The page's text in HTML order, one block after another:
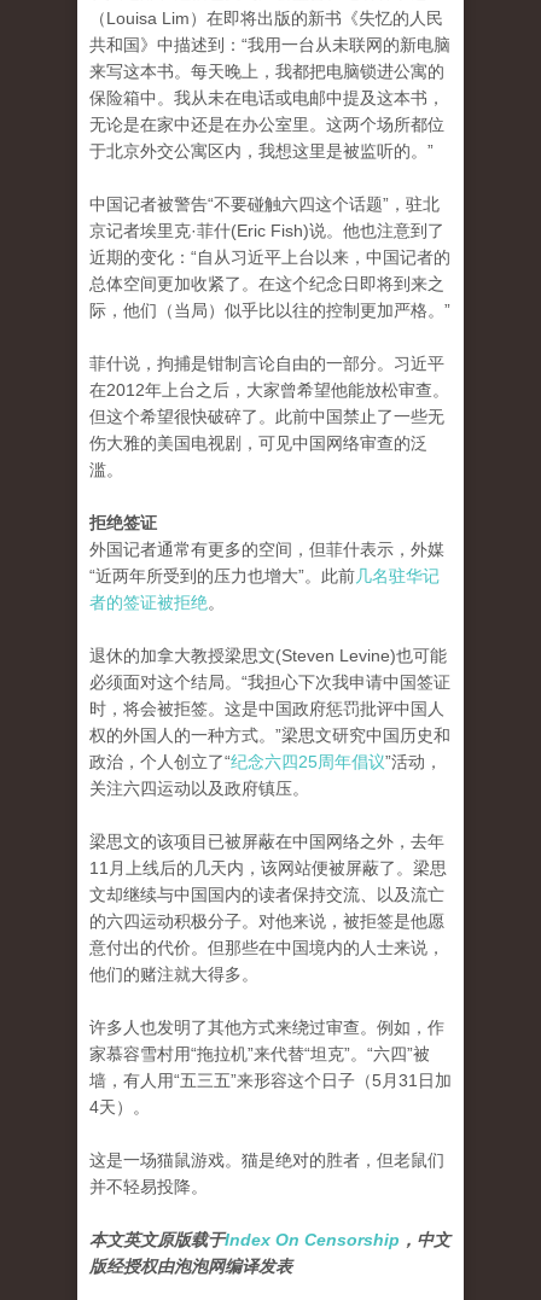
（Louisa Lim）在即将出版的新书《失忆的人民
共和国》中描述到：“我用一台从未联网的新电脑
来写这本书。每天晚上，我都把电脑锁进公寓的
保险箱中。我从未在电话或电邮中提及这本书，
无论是在家中还是在办公室里。这两个场所都位
于北京外交公寓区内，我想这里是被监听的。”
中国记者被警告“不要碰触六四这个话题”，驻北
京记者埃里克·菲什(Eric Fish)说。他也注意到了
近期的变化：“自从习近平上台以来，中国记者的
总体空间更加收紧了。在这个纪念日即将到来之
际，他们（当局）似乎比以往的控制更加严格。”
菲什说，拘捕是钳制言论自由的一部分。习近平
在2012年上台之后，大家曾希望他能放松审查。
但这个希望很快破碎了。此前中国禁止了一些无
伤大雅的美国电视剧，可见中国网络审查的泛
滥。
拒绝签证
外国记者通常有更多的空间，但菲什表示，外媒
“近两年所受到的压力也增大”。此前几名驻华记
者的签证被拒绝。
退休的加拿大教授梁思文(Steven Levine)也可能
必须面对这个结局。“我担心下次我申请中国签证
时，将会被拒签。这是中国政府惩罚批评中国人
权的外国人的一种方式。”梁思文研究中国历史和
政治，个人创立了“纪念六四25周年倡议”活动，
关注六四运动以及政府镇压。
梁思文的该项目已被屏蔽在中国网络之外，去年
11月上线后的几天内，该网站便被屏蔽了。梁思
文却继续与中国国内的读者保持交流、以及流亡
的六四运动积极分子。对他来说，被拒签是他愿
意付出的代价。但那些在中国境内的人士来说，
他们的赌注就大得多。
许多人也发明了其他方式来绕过审查。例如，作
家慕容雪村用“拖拉机”来代替“坦克”。“六四”被
墙，有人用“五三五”来形容这个日子（5月31日加
4天）。
这是一场猫鼠游戏。猫是绝对的胜者，但老鼠们
并不轻易投降。
本文英文原版载于Index On Censorship ，中文
版经授权由泡泡网编译发表